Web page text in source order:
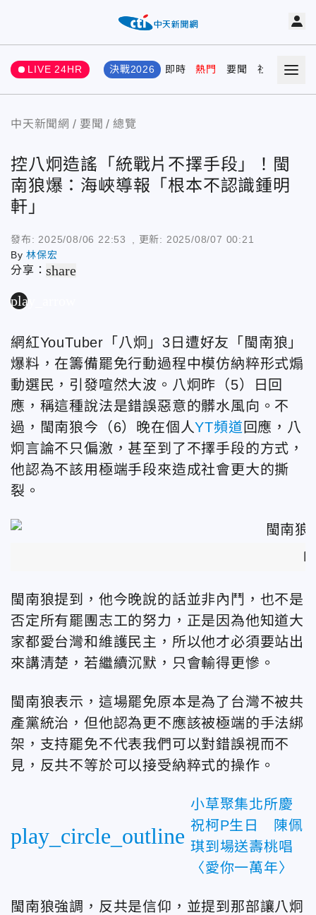
LIVE 24HR 決戰2026 即時 熱門 要聞 社會 娛樂
中天新聞網 要聞 總覽
控八炯造謠「統戰片不擇手段」！閩
南狼爆：海峽導報「根本不認識鍾明
軒」
發布: 2025/08/06 22:53 , 更新: 2025/08/07 00:21
By林保宏
分享：share
play_arrow
網紅YouTuber「八炯」3日遭好友「閩南狼」
爆料，在籌備罷免行動過程中模仿納粹形式煽
動選民，引發喧然大波。八炯昨（5）日回
應，稱這種說法是錯誤惡意的髒水風向。不
過，閩南狼今（6）晚在個人YT頻道 回應，八
炯言論不只偏激，甚至到了不擇手段的方式，
他認為不該用極端手段來造成社會更大的撕
裂。
閩南狼提到，他今晚說的話並非內鬥，也不是
否定所有罷團志工的努力，正是因為他知道大
家都愛台灣和維護民主，所以他才必須要站出
來講清楚，若繼續沉默，只會輸得更慘。
閩南狼表示，這場罷免原本是為了台灣不被共
產黨統治，但他認為更不應該被極端的手法綁
架，支持罷免不代表我們可以對錯誤視而不
見，反共不等於可以接受納粹式的操作。
play_circle_outline
小草聚集北所慶
祝柯P生日 陳佩
琪到場送壽桃唱
〈愛你一萬年〉
閩南狼強調，反共是信仰，並提到那部讓八炯